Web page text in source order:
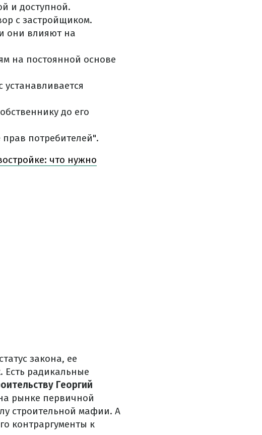
и доступной.
с застройщиком.
они влияют на
на постоянной основе
до его
потребителей".
что нужно
закона, ее
Есть радикальные
Георгий
рынке первичной
строительной мафии. А
контраргументы к